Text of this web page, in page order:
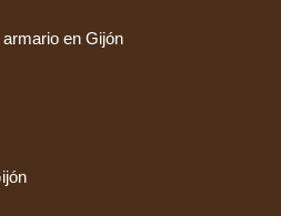
en Gijón